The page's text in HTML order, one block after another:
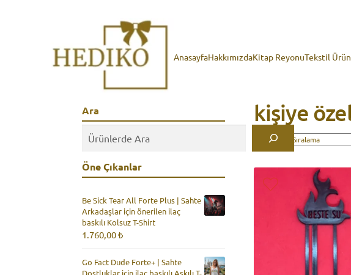
AnasayfaHakkımızdaKitap ReyonuTekstil
kişiye
Ara
Öne Çıkanlar
Be Sick Tear All Forte Plus | Sahte
Arkadaşlar için önerilen ilaç
baskılı Kolsuz T-Shirt
1.760,00₺
Go Fact Dude Forte+ | Sahte
Dostluklar için ilaç baskılı Askılı T-